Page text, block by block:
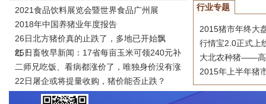
2021食品饮料展览会暨世界食品广州展
2018年中国养猪业年度报告
26日北方猪价真的止跌了，多地已开始飘
红！
25日畜牧早新闻：17省每亩玉米可领240元补
二师兄吃饭、看病都涨价了，唯独身价没有涨
22日屠企或将提量收购，猪价能否止跌？
行业专题
2015猪市年终大
行情宝2.0正式上
大北农种猪——高
2015年上半年猪